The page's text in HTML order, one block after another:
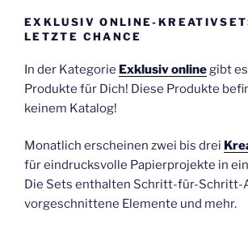
EXKLUSIV ONLINE-
LETZTE CHANCE
In der Kategorie Exklusiv onlinegibt
Produkte für Dich! Diese Produkte
keinem Katalog!
Monatlich erscheinen zwei bis drei
für eindrucksvolle Papierprojekte in
Die Sets enthalten Schritt-für-Schritt-
vorgeschnittene Elemente und mehr.